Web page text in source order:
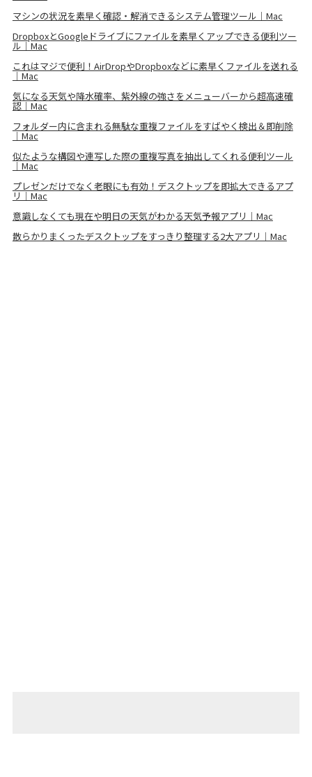
マシンの状況を素早く確認・解消できるシステム管理ツール｜Mac
DropboxとGoogleドライブにファイルを素早くアップできる便利ツー
ル｜Mac
これはマジで便利！AirDropやDropboxなどに素早くファイルを送れる
｜Mac
気になる天気や降水確率、紫外線の強さをメニューバーから超高速確
認｜Mac
フォルダー内に含まれる無駄な重複ファイルをすばやく検出＆即削除
｜Mac
似たような構図や連写した際の重複写真を抽出してくれる便利ツール
｜Mac
プレゼンだけでなく老眼にも有効！デスクトップを即拡大できるアプ
リ｜Mac
意識しなくても現在や明日の天気がわかる天気予報アプリ｜Mac
散らかりまくったデスクトップをすっきり整理する2大アプリ｜Mac